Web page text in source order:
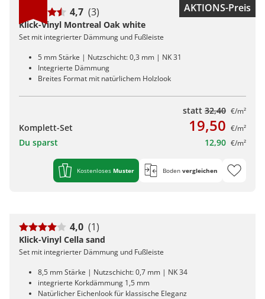
AKTIONS-Preis
4,7 (3)
Klick-Vinyl Montreal Oak white
Set mit integrierter Dämmung und Fußleiste
5 mm Stärke | Nutzschicht: 0,3 mm | NK 31
Integrierte Dämmung
Breites Format mit natürlichem Holzlook
statt 32,40 €/m²
Komplett-Set 19,50 €/m²
Du sparst 12,90 €/m²
Kostenloses Muster Boden vergleichen
4,0 (1)
Klick-Vinyl Cella sand
Set mit integrierter Dämmung und Fußleiste
8,5 mm Stärke | Nutzschicht: 0,7 mm | NK 34
integrierte Korkdämmung 1,5 mm
Natürlicher Eichenlook für klassische Eleganz